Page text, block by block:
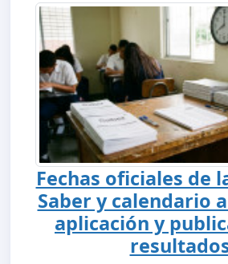
Fechas oficiales de
Saber y calendario
aplicación y